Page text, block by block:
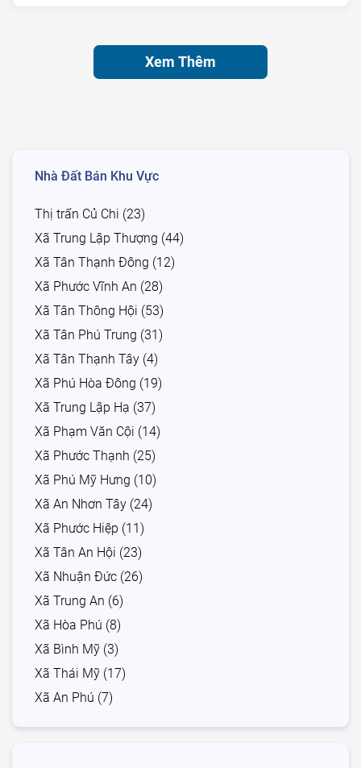
Xem Thêm
Nhà Đất Bán Khu Vực
Thị trấn Củ Chi (23)
Xã Trung Lập Thượng (44)
Xã Tân Thạnh Đông (12)
Xã Phước Vĩnh An (28)
Xã Tân Thông Hội (53)
Xã Tân Phú Trung (31)
Xã Tân Thạnh Tây (4)
Xã Phú Hòa Đông (19)
Xã Trung Lập Hạ (37)
Xã Phạm Văn Cội (14)
Xã Phước Thạnh (25)
Xã Phú Mỹ Hưng (10)
Xã An Nhơn Tây (24)
Xã Phước Hiệp (11)
Xã Tân An Hội (23)
Xã Nhuận Đức (26)
Xã Trung An (6)
Xã Hòa Phú (8)
Xã Bình Mỹ (3)
Xã Thái Mỹ (17)
Xã An Phú (7)